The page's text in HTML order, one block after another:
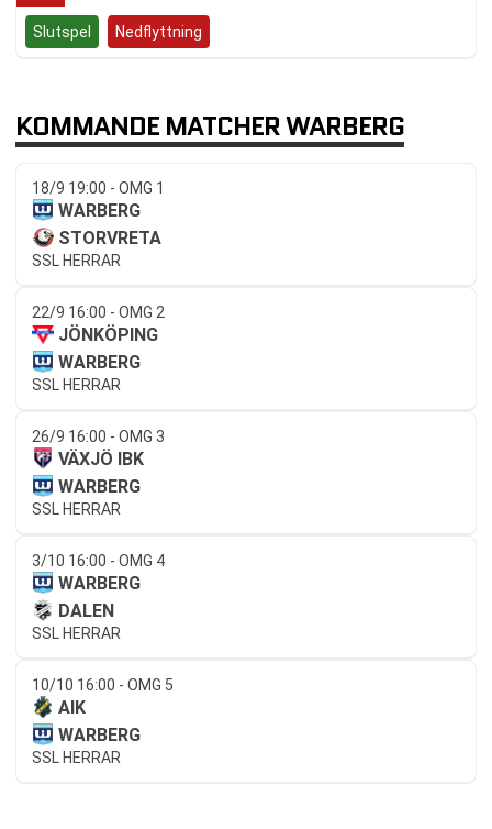
Slutspel Nedflyttning
KOMMANDE MATCHER WARBERG
18/9 19:00 - OMG 1
WARBERG
STORVRETA
SSL HERRAR
22/9 16:00 - OMG 2
JÖNKÖPING
WARBERG
SSL HERRAR
26/9 16:00 - OMG 3
VÄXJÖ IBK
WARBERG
SSL HERRAR
3/10 16:00 - OMG 4
WARBERG
DALEN
SSL HERRAR
10/10 16:00 - OMG 5
AIK
WARBERG
SSL HERRAR